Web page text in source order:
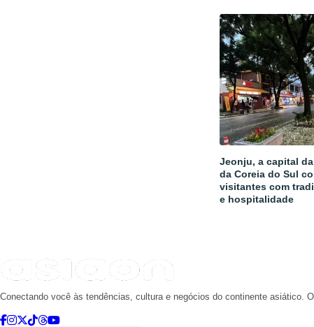
Jeonju, a capital
da Coreia do Sul
visitantes com
e hospitalidade
Conectando você às tendências, cultura e negócios do continente asiático.